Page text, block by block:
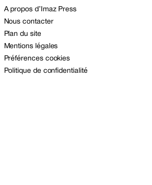
A propos d’Imaz Press
Nous contacter
Plan du site
Mentions légales
Préférences cookies
Politique de confidentialité